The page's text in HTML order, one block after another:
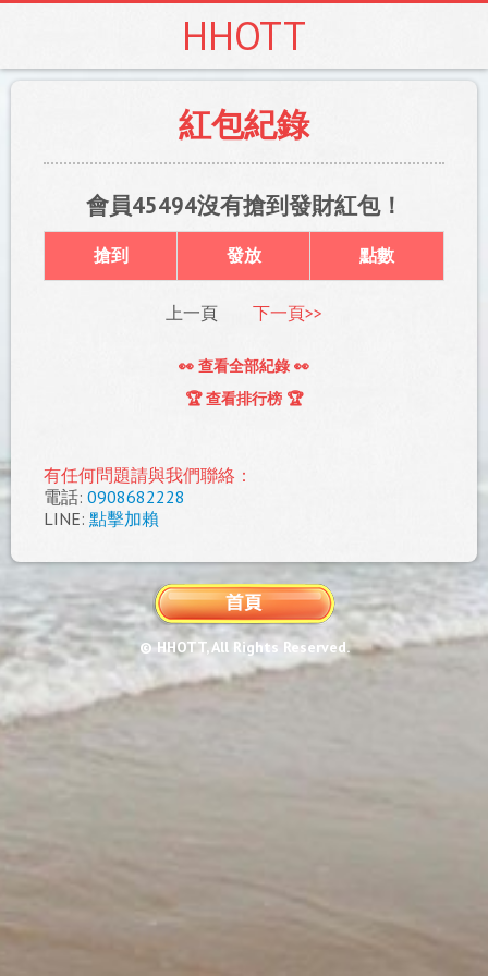
HHOTT
紅包紀錄
會員45494沒有搶到發財紅包！
搶到 發放 點數
上一頁 下一頁>>
👀 查看全部紀錄 👀
🏆 查看排行榜 🏆
有任何問題請與我們聯絡：
電話: 0908682228
LINE: 點擊加賴
© HHOTT, All Rights Reserved.